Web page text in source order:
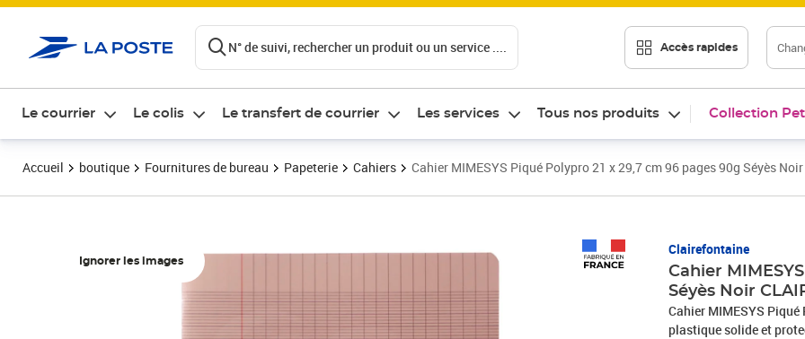
N° de suivi, rechercher un produit ou un service .... Accès rapides
Le courrier Le colis Le transfert de courrier Les services Tous nos produits Collection
Accueil boutique Fournitures de bureau Papeterie Cahiers Cahier MIMESYS Piqué Polypro 21 x 29,7 cm 96 pages 90g Séyès Noir
Ignorer les images
Clairefontaine
Cahier
Séyès Noir
Cahier MIMESYS Piqué
plastique solide et
Prix 2,99€